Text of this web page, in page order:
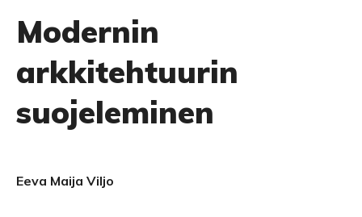
Modernin
arkkitehtuurin
suojeleminen
Eeva Maija Viljo